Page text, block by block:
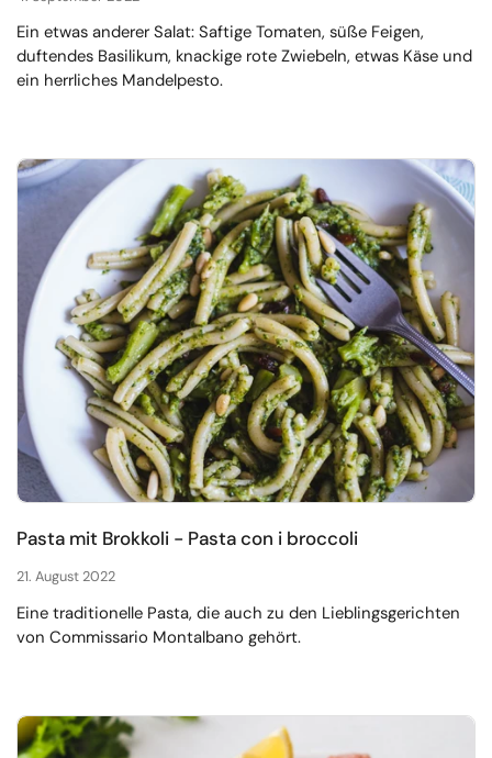
Ein etwas anderer Salat: Saftige Tomaten, süße Feigen,
duftendes Basilikum, knackige rote Zwiebeln, etwas Käse und
ein herrliches Mandelpesto.
Pasta mit Brokkoli - Pasta con i broccoli
21. August 2022
Eine traditionelle Pasta, die auch zu den Lieblingsgerichten
von Commissario Montalbano gehört.